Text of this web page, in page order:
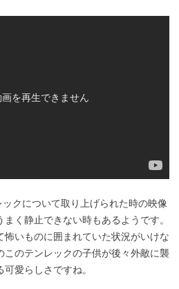
クについて取り上げられた時の映像
く静止できない時もあるようです。
怖いものに囲まれていた状況がいけな
のテンレックの子供が後々外敵に襲
愛らしさですね。